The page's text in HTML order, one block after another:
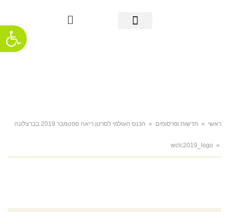
ראשי » חדשות ופרסומים » הכנס העולמי לסרטן ריאה ספטמבר 2019 בברצלונה
»
wclc2019_logo
פתח